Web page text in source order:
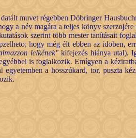
muvet régebben Döbringer
a név magára a teljes könyv
szerint több mester tanításait
hogy még élt ebben az idoben,
lelkének"kifejezés hiánya utal).
is foglalkozik. Emígyen a
a hosszúkard, tor, puszta